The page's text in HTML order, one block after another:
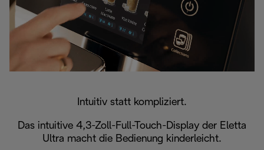
Intuitiv statt kompliziert.
Das intuitive 4,3-Zoll-Full-Touch-Display der Eletta
Ultra macht die Bedienung kinderleicht.